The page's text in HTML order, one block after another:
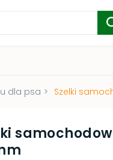
dla psa > Szelki